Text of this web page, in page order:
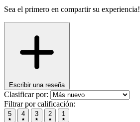
Sea el primero en compartir su experiencia!
Escribir una reseña
Clasificar por:
Filtrar por calificación:
5 4 3 2 1